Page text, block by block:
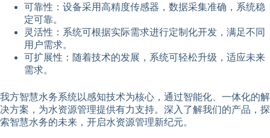
可靠性：设备采用高精度传感器，数据采集准确，系统稳
定可靠。
灵活性：系统可根据实际需求进行定制化开发，满足不同
用户需求。
可扩展性：随着技术的发展，系统可轻松升级，适应未来
需求。
我方智慧水务系统以感知技术为核心，通过智能化、一体化的解
决方案，为水资源管理提供有力支持。深入了解我们的产品，探
索智慧水务的未来，开启水资源管理新纪元。